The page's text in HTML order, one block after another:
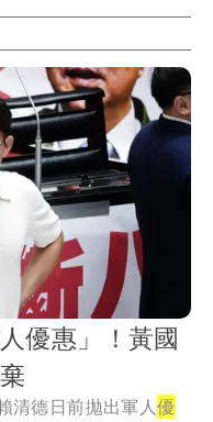
優惠」！黃國
清德日前拋出軍人優